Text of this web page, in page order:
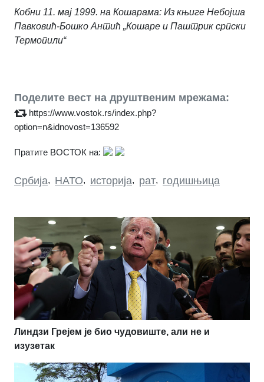
Кобни 11. мај 1999. на Кошарама: Из књиге Небојша
Павковић-Бошко Антић „Кошаре и Паштрик српски
Термопили“
Поделите вест на друштвеним мрежама:
https://www.vostok.rs/index.php?
option=n&idnovost=136592
Пратите ВОСТОК на:
Србија, НАТО, историја, рат, годишњица
Линдзи Грејем је био чудовиште, али не и
изузетак